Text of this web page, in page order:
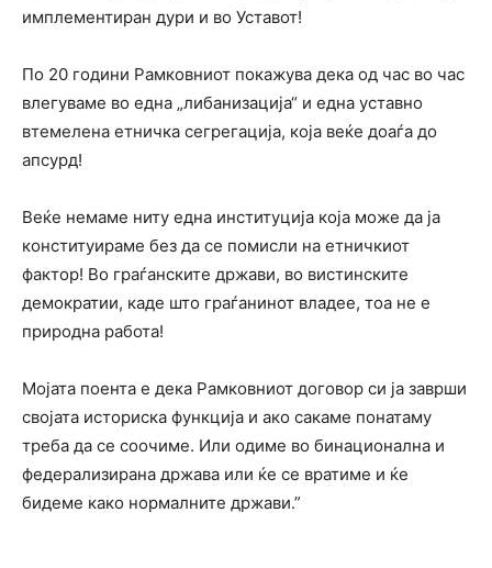
имплементиран дури и во Уставот!
По 20 години Рамковниот покажува дека од час во час
влегуваме во една „либанизација“ и една уставно
втемелена етничка сегрегација, која веќе доаѓа до
апсурд!
Веќе немаме ниту една институција која може да ја
конституираме без да се помисли на етничкиот
фактор! Во граѓанските држави, во вистинските
демократии, каде што граѓанинот владее, тоа не е
природна работа!
Мојата поента е дека Рамковниот договор си ја заврши
својата историска функција и ако сакаме понатаму
треба да се соочиме. Или одиме во бинационална и
федерализирана држава или ќе се вратиме и ќе
бидеме како нормалните држави.”